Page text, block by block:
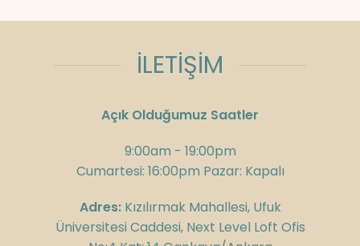
İLETİŞİM
Açık Olduğumuz Saatler
9:00am - 19:00pm
Cumartesi: 16:00pm Pazar: Kapalı
Adres:Kızılırmak Mahallesi, Ufuk
Üniversitesi Caddesi, Next Level Loft Ofis